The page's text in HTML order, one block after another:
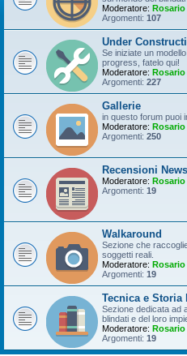
Moderatore: Rosario
Argomenti: 107
Under
Se iniziate un
progress, fatelo qui!
Moderatore: Rosario
Argomenti: 227
Gallerie
in questo forum puoi
Moderatore: Rosario
Argomenti: 250
Recensioni
Moderatore: Rosario
Argomenti: 19
Walkaround
Sezione che
soggetti reali.
Moderatore: Rosario
Argomenti: 19
Tecnica e Storia
Sezione dedicata ad
blindati e del loro
Moderatore: Rosario
Argomenti: 19